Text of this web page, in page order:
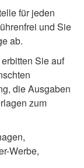
für jeden
und Sie
ab.
Sie auf
die Ausgaben
zum
Werbe,